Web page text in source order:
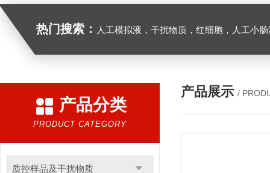
热门搜索： 人工模拟液，干扰物质，红细胞，人工小
产品分类
PRODUCT CATEGORY
质控样品及干扰物质
产品展示 /